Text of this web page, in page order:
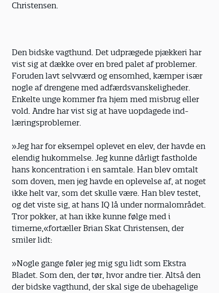
Christensen.
Den bidske vagthund. Det udprægede pjækkeri har
vist sig at dække over en bred palet af problemer.
Foruden lavt selvværd og ensomhed, kæmper især
nogle af drengene med adfærdsvanskeligheder.
Enkelte unge kommer fra hjem med misbrug eller
vold. Andre har vist sig at have uopdagede ind­
læringsproblemer.
»Jeg har for eksempel oplevet en elev, der havde en
elendig hukommelse. Jeg kunne dårligt fastholde
hans koncentration i en samtale. Han blev omtalt
som doven, men jeg havde en oplevelse af, at noget
ikke helt var, som det skulle være. Han blev testet,
og det viste sig, at hans IQ lå under normalområdet.
Tror pokker, at han ikke kunne følge med i
timerne,«fortæller Brian Skat Christensen, der
smiler lidt:
»Nogle gange føler jeg mig sgu lidt som Ekstra
Bladet. Som den, der tør, hvor andre tier. Altså den
der bidske vagthund, der skal sige de ubehagelige